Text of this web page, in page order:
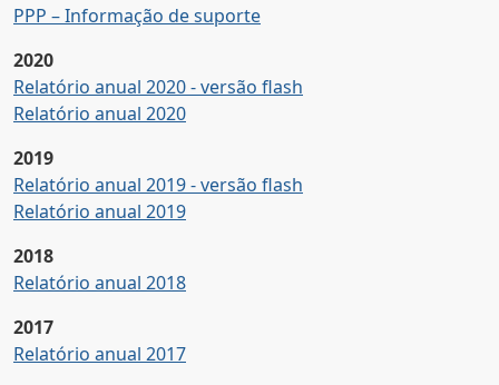
PPP – Informação de suporte
2020
Relatório anual 2020 - versão flash
Relatório anual 2020
2019
Relatório anual 2019 - versão flash
Relatório anual 2019
2018
Relatório anual 2018
2017
Relatório anual 2017